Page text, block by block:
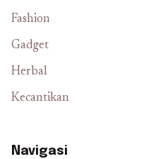
Fashion
Gadget
Herbal
Kecantikan
Navigasi